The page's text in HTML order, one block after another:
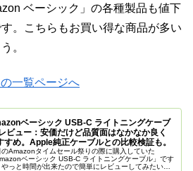
ベーシック」の各種製品も値下
。こちらもお買い得な商品が多い
。
一覧ページへ
ベーシック USB-C ライトニングケーブ
ビュー：安価だけど品質面はなかなか良く
すめ。Apple純正ケーブルとの比較検証も。
のAmazonタイムセール祭りの際に購入していた
ベーシック USB-C ライトニングケーブル」です
やっと時間が出来たので簡単にレビューしてみたいと